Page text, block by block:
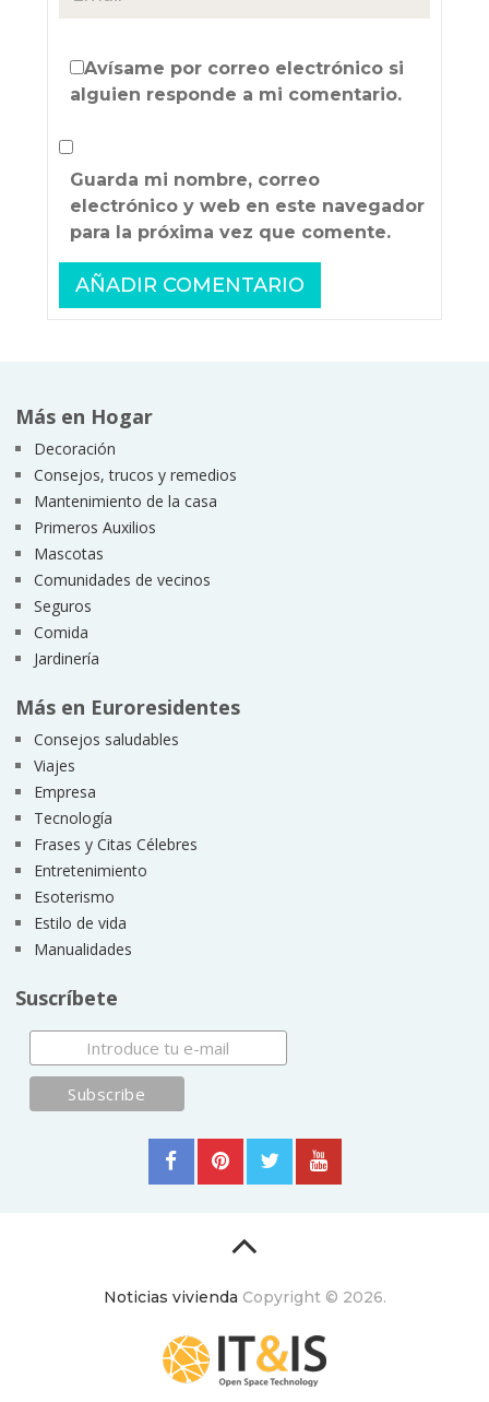
Avísame por correo electrónico si
alguien responde a mi comentario.
Guarda mi nombre, correo
electrónico y web en este navegador
para la próxima vez que comente.
Más en Hogar
Decoración
Consejos, trucos y remedios
Mantenimiento de la casa
Primeros Auxilios
Mascotas
Comunidades de vecinos
Seguros
Comida
Jardinería
Más en Euroresidentes
Consejos saludables
Viajes
Empresa
Tecnología
Frases y Citas Célebres
Entretenimiento
Esoterismo
Estilo de vida
Manualidades
Suscríbete
Noticias vivienda Copyright © 2026.